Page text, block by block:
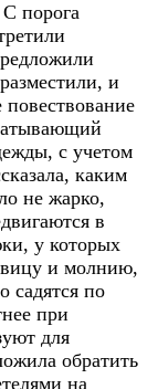
С порога
и
с учетом
каким
не жарко,
в
у которых
и молнию,
садятся по
при
для
обратить
на